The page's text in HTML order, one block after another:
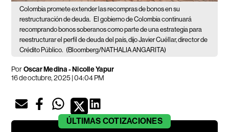
Colombia promete extender las recompras de bonos en su
restructuración de deuda. El gobierno de Colombia continuará
recomprando bonos soberanos como parte de una estrategia para
reestructurar el perfil de deuda del país, dijo Javier Cuéllar, director de
Crédito Público. (Bloomberg/NATHALIA ANGARITA)
PorOscar Medina - Nicolle Yapur
16 de octubre, 2025 | 04:04 PM
ÚLTIMAS COTIZACIONES